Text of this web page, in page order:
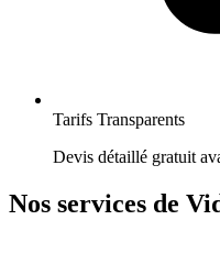
Tarifs Transparents
Devis détaillé gratuit
Nos services de